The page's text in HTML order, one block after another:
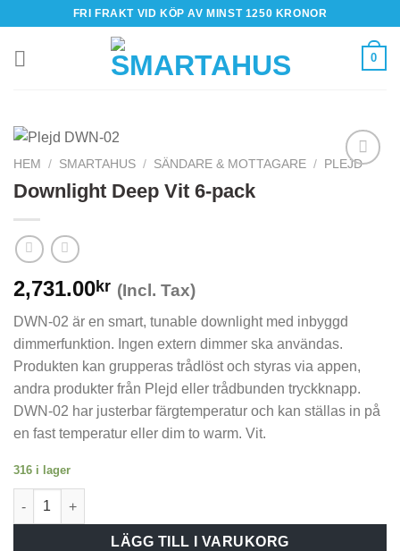
content
FRI FRAKT VID KÖP AV MINST 1250 KRONOR
0
HEM / SMARTAHUS / SÄNDARE & MOTTAGARE / PLEJD
Downlight Deep Vit 6-pack
2,731.00kr (Incl. Tax)
DWN-02 är en smart, tunable downlight med inbyggd
dimmerfunktion. Ingen extern dimmer ska användas.
Produkten kan grupperas trådlöst och styras via appen,
andra produkter från Plejd eller trådbunden tryckknapp.
DWN-02 har justerbar färgtemperatur och kan ställas in på
en fast temperatur eller dim to warm. Vit.
316 i lager
Downlight Deep Vit 6-pack mängd
LÄGG TILL I VARUKORG